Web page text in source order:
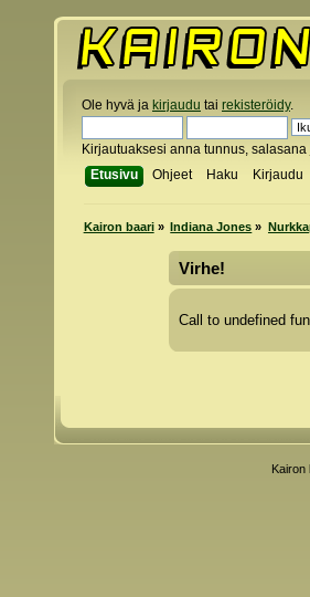
Ole hyvä ja kirjaudu tai rekisteröidy.
Kirjautuaksesi anna tunnus,
Etusivu
Ohjeet Haku Kirjaudu
Kairon baari» Indiana Jones »
Virhe!
Call to undefined
Kairon